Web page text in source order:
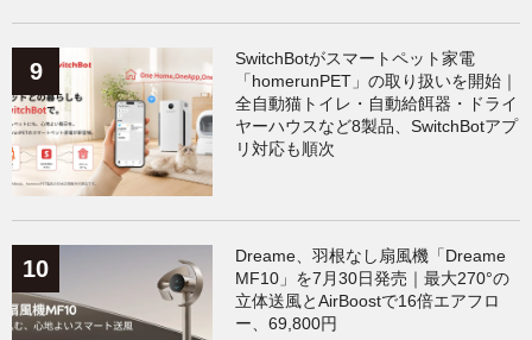
SwitchBotがスマートペット家電
「homerunPET」の取り扱いを開始｜
全自動猫トイレ・自動給餌器・ドライ
ヤーハウスなど8製品、SwitchBotアプ
リ対応も順次
Dreame、羽根なし扇風機「Dreame
MF10」を7月30日発売｜最大270°の
立体送風とAirBoostで16倍エアフロ
ー、69,800円